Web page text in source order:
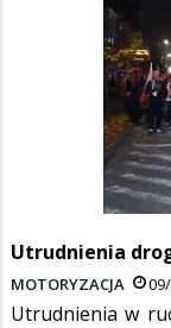
Utrudnienia
MOTORYZACJA
Utrudnienia w